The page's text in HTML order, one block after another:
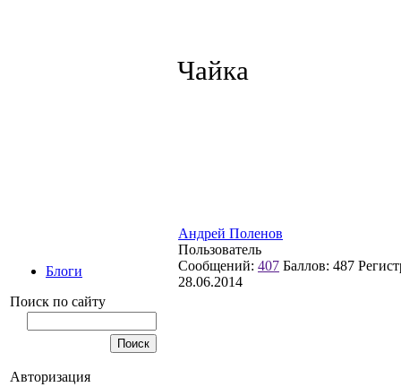
Блоги
Поиск по сайту
Авторизация
Чайка
Андрей Поленов
Пользователь
Сообщений: 407 Баллов: 487
28.06.2014